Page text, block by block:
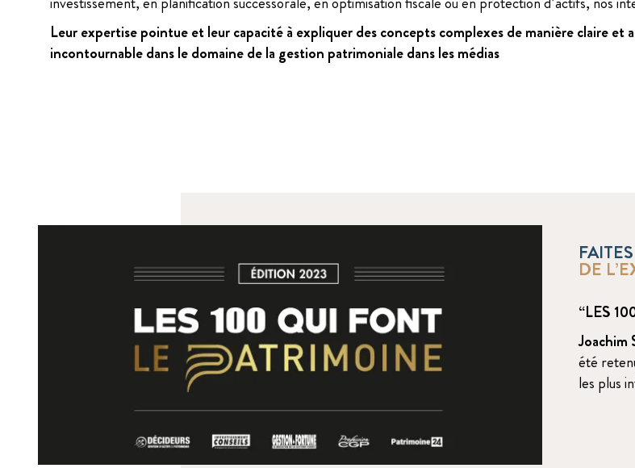
Leur expertise pointue et leur capacité à expliquer des concepts complexes de manière claire
incontournable dans le domaine de la gestion patrimoniale dans les médias
DE
“LES
Joachim
été
les plus